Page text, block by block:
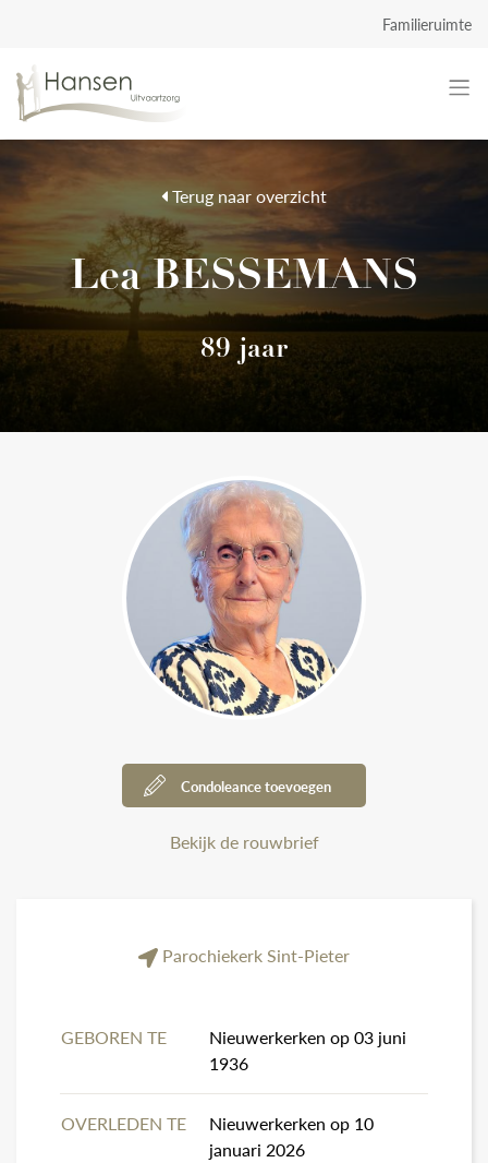
Familieruimte
Lea BESSEMANS
89 jaar
Terug naar overzicht
Parochiekerk Sint-Pieter
GEBOREN TE
Nieuwerkerken op 03 juni
1936
OVERLEDEN TE
Nieuwerkerken op 10
januari 2026
Condoleance toevoegen
Bekijk de rouwbrief